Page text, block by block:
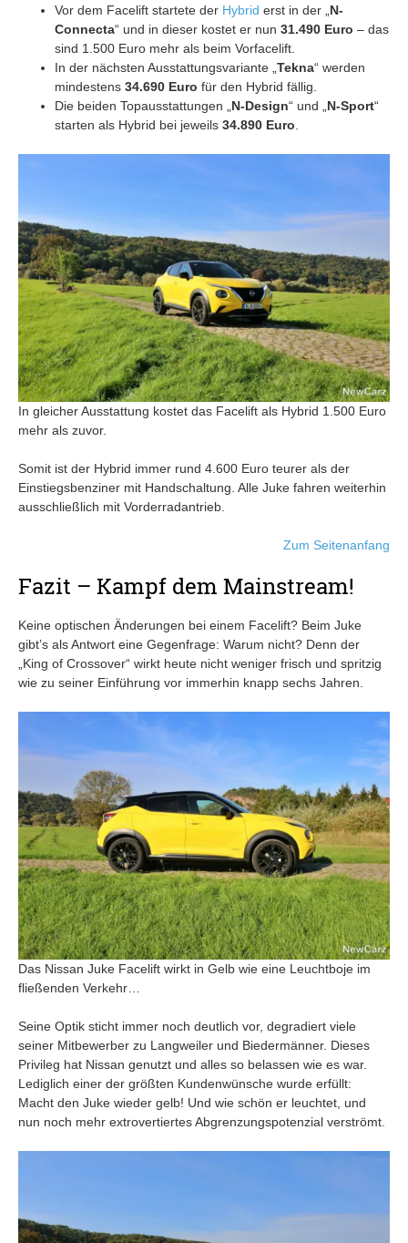
Vor dem Facelift startete der Hybrid erst in der „N-
Connecta“ und in dieser kostet er nun 31.490 Euro – das
sind 1.500 Euro mehr als beim Vorfacelift.
In der nächsten Ausstattungsvariante „Tekna“ werden
mindestens 34.690 Euro für den Hybrid fällig.
Die beiden Topausstattungen „N-Design“ und „N-Sport“
starten als Hybrid bei jeweils 34.890 Euro.
In gleicher Ausstattung kostet das Facelift als Hybrid 1.500 Euro
mehr als zuvor.
Somit ist der Hybrid immer rund 4.600 Euro teurer als der
Einstiegsbenziner mit Handschaltung. Alle Juke fahren weiterhin
ausschließlich mit Vorderradantrieb.
Zum Seitenanfang
Fazit – Kampf dem Mainstream!
Keine optischen Änderungen bei einem Facelift? Beim Juke
gibt’s als Antwort eine Gegenfrage: Warum nicht? Denn der
„King of Crossover“ wirkt heute nicht weniger frisch und spritzig
wie zu seiner Einführung vor immerhin knapp sechs Jahren.
Das Nissan Juke Facelift wirkt in Gelb wie eine Leuchtboje im
fließenden Verkehr…
Seine Optik sticht immer noch deutlich vor, degradiert viele
seiner Mitbewerber zu Langweiler und Biedermänner. Dieses
Privileg hat Nissan genutzt und alles so belassen wie es war.
Lediglich einer der größten Kundenwünsche wurde erfüllt:
Macht den Juke wieder gelb! Und wie schön er leuchtet, und
nun noch mehr extrovertiertes Abgrenzungspotenzial verströmt.